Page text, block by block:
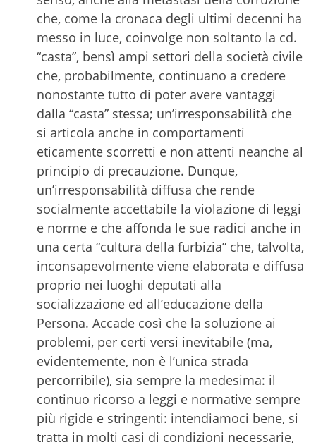
che, come la cronaca degli ultimi decenni ha
messo in luce, coinvolge non soltanto la cd.
“casta”, bensì ampi settori della società civile
che, probabilmente, continuano a credere
nonostante tutto di poter avere vantaggi
dalla “casta” stessa; un’irresponsabilità che
si articola anche in comportamenti
eticamente scorretti e non attenti neanche al
principio di precauzione. Dunque,
un’irresponsabilità diffusa che rende
socialmente accettabile la violazione di leggi
e norme e che affonda le sue radici anche in
una certa “cultura della furbizia” che, talvolta,
inconsapevolmente viene elaborata e diffusa
proprio nei luoghi deputati alla
socializzazione ed all’educazione della
Persona. Accade così che la soluzione ai
problemi, per certi versi inevitabile (ma,
evidentemente, non è l’unica strada
percorribile), sia sempre la medesima: il
continuo ricorso a leggi e normative sempre
più rigide e stringenti: intendiamoci bene, si
tratta in molti casi di condizioni necessarie,